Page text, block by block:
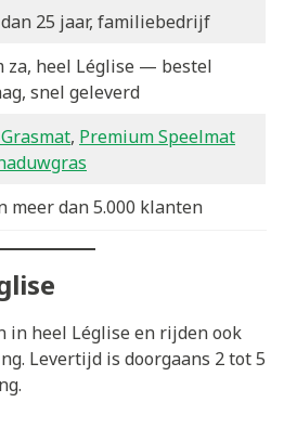
25 jaar, familiebedrijf
za, heel Léglise — bestel
snel geleverd
, Premium Speelmat
meer dan 5.000 klanten
in heel Léglise en rijden ook
Levertijd is doorgaans 2 tot 5